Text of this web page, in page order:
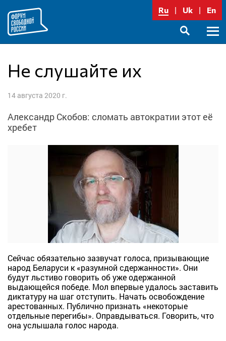
содержимому
Ru Uk En
Не слушайте их
14 августа 2020 г.
Александр Скобов: сломать автократии этот её
хребет
Сейчас обязательно зазвучат голоса, призывающие
народ Беларуси к «разумной сдержанности». Они
будут льстиво говорить об уже одержанной
выдающейся победе. Мол впервые удалось заставить
диктатуру на шаг отступить. Начать освобождение
арестованных. Публично признать «некоторые
отдельные перегибы». Оправдываться. Говорить, что
она услышала голос народа.